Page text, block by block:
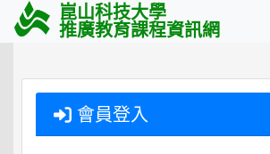
崑山科技大學
推廣教育課程資訊網
會員登入